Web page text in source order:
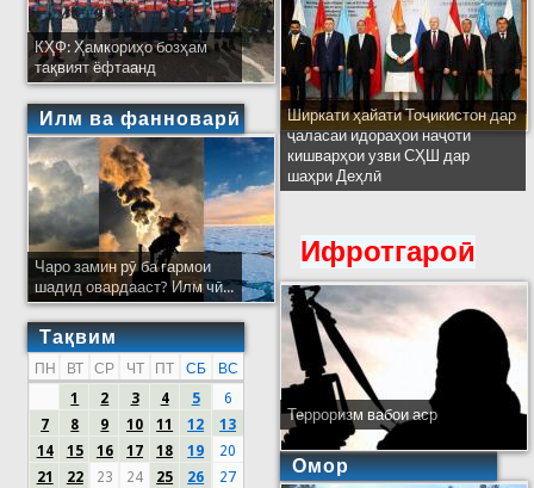
КҲФ: Ҳамкориҳо бозҳам
тақвият ёфтаанд
Илм ва фанноварӣ
Чаро замин рӯ ба гармои
шадид овардааст? Илм чӣ...
Тақвим
ПН ВТ СР ЧТ ПТ СБ
ВС
1
2 3 4 5
6
7
8 9 10 11 12
13
14
15 16 17 18 19
20
21
22 23 24 25 26
27
Ширкати ҳайати Тоҷикистон дар
ҷаласаи идораҳои наҷоти
кишварҳои узви СҲШ дар
шаҳри Деҳлӣ
Ифротгароӣ
Терроризм вабои аср
Омор